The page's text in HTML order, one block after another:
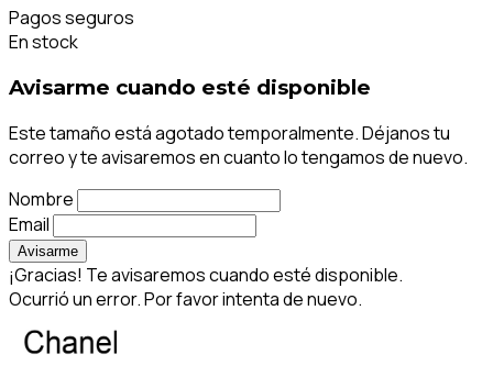
Pagos seguros
En stock
Avisarme cuando esté disponible
Este tamaño está agotado temporalmente. Déjanos tu
correo y te avisaremos en cuanto lo tengamos de nuevo.
Nombre
Email
Avisarme
¡Gracias! Te avisaremos cuando esté disponible.
Ocurrió un error. Por favor intenta de nuevo.